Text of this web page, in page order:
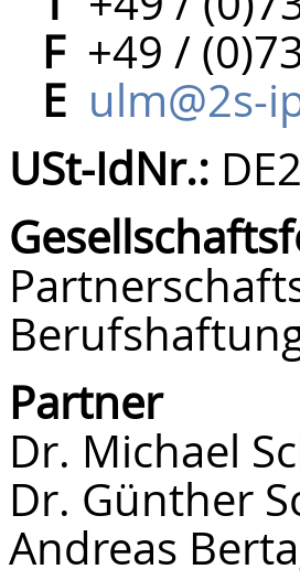
F+49 /
E ulm@2s-
USt-IdNr.:
Partner
Dr. Michael
Dr. Günther
Andreas